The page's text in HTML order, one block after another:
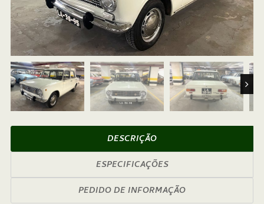
Next
DESCRIÇÃO
ESPECIFICAÇÕES
PEDIDO DE INFORMAÇÃO